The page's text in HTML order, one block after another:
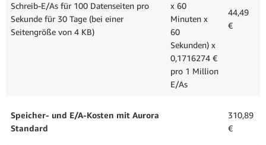
Schreib-E/As für 100 Datenseiten pro
Sekunde für 30 Tage (bei einer
Seitengröße von 4 KB)
x 60
Minuten x
60
Sekunden) x
0,1716274 €
pro 1 Million
E/As
44,49
€
Speicher- und E/A-Kosten mit Aurora
Standard
310,89
€